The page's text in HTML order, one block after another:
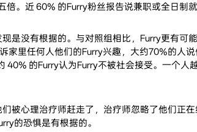
。近 60% 的Furry粉丝报告说兼职或全日制就
是没有根据的。与对照组相比，Furry更有可
家里任何人他们的Furry兴趣，大约70%的人
的Furry认为Furry不被社会接受。一个
被心理治疗师赶走了，治疗师忽略了他们正
的恐惧是有根据的。